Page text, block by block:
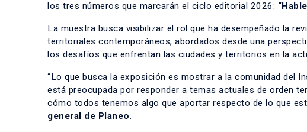
los tres números que marcarán el ciclo editorial 2026:
La muestra busca visibilizar el rol que ha desempeñado la
territoriales contemporáneos, abordados desde una
los desafíos que enfrentan las ciudades y territorios en la
“Lo que busca la exposición es mostrar a la comunidad del
está preocupada por responder a temas actuales de orden
cómo todos tenemos algo que aportar respecto de lo que
general de Planeo.